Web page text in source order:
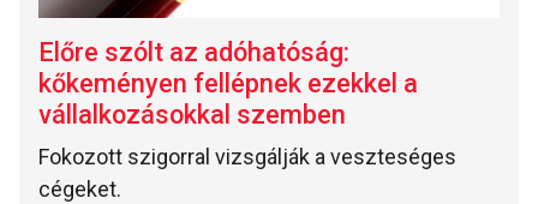
Előre szólt az adóhatóság:
kőkeményen fellépnek ezekkel a
vállalkozásokkal szemben
Fokozott szigorral vizsgálják a veszteséges
cégeket.